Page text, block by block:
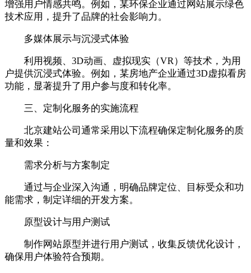
增强用户情感共鸣。例如，某环保企业通过网站展示绿色
技术应用，提升了品牌的社会影响力。
多媒体展示与沉浸式体验
利用视频、3D动画、虚拟现实（VR）等技术，为用
户提供沉浸式体验。例如，某房地产企业通过3D虚拟看房
功能，显著提升了用户参与度和转化率。
三、定制化服务的实施流程
北京建站公司通常采用以下流程确保定制化服务的质
量和效果：
需求分析与方案制定
通过与企业深入沟通，明确品牌定位、目标受众和功
能需求，制定详细的开发方案。
原型设计与用户测试
制作网站原型并进行用户测试，收集反馈优化设计，
确保用户体验符合预期。